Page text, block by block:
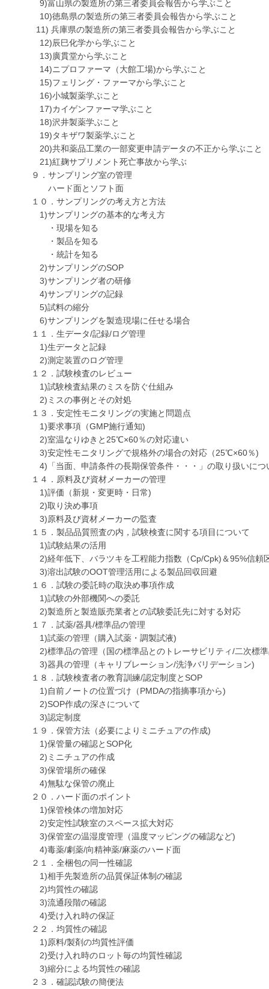
9)富山県の製造所の第三者委員会報告から学ぶこと
10)徳島県の製造所の第三者委員会報告から学ぶこと
11) 兵庫県の製造所の第三者委員会報告から学ぶこと
12)辰巳化学から学ぶこと
13)廣貫堂から学ぶこと
14)ニプロファーマ（大館工場)から学ぶこと
15)フェリング・ファーマから学ぶこと
16)小城製薬学ぶこと
17)カイゲンファーマ学ぶこと
18)沢井製薬学ぶこと
19)タキザワ製薬学ぶこと
20)共和薬品工業の一部変更申請データの不正から学ぶこ
21)紅麹サプリメント死亡事故から学ぶ
９．サンプリング室の管理
ハード面とソフト面
１０．サンプリングの考え方と方法
1)サンプリングの基本的な考え方
・現場を知る
・製品を知る
・統計を知る
2)サンプリングのSOP
3)サンプリング者の研修
4)サンプリングの記録
5)試料の縮分
6)サンプリングを製造現場に任せる場合
１１．生データ/記録/ログ管理
1)生データと記録
2)測定装置のログ管理
１２．試験検査のレビュー
1)試験検査結果のミスを防ぐ仕組み
2)ミスの事例とその対処
１３．安定性モニタリングの実施と問題点
1)要求事項（GMP施行通知)
2)室温なりゆきと25℃×60％の対応違い
3)安定性モニタリングで規格外の場合の対応（25℃×60％)
4)「当面、申請条件の長期保管条件・・・」の取り扱いにつ
１４．原料及び資材メーカーの管理
1)評価（新規・変更時・日常)
2)取り決め事項
3)原料及び資材メーカーの監査
１５．製品品質照査の内，試験検査に関する項目について
1)試験結果の活用
2)経年低下、バラツキを工程能力指数（Cp/Cpk)＆95%信頼
3)溶出試験のOOT管理活用による製品回収回避
１６．試験の委託時の取決め事項作成
1)試験の外部機関への委託
2)製造所と製造販売業者との試験委託先に対する対応
１７．試薬/器具/標準品の管理
1)試薬の管理（購入試薬・調製試液)
2)標準品の管理（国の標準品とのトレーサビリティ/二次標
3)器具の管理（キャリブレーション/洗浄バリデーション)
１８．試験検査者の教育訓練/認定制度とSOP
1)自前ノートの位置づけ（PMDAの指摘事項から)
2)SOP作成の深さについて
3)認定制度
１９．保管方法（必要によりミニチュアの作成)
1)保管量の確認とSOP化
2)ミニチュアの作成
3)保管場所の確保
4)無駄な保管の廃止
２０．ハード面のポイント
1)保管検体の増加対応
2)安定性試験室のスペース拡大対応
3)保管室の温湿度管理（温度マッピングの確認など)
4)毒薬/劇薬/向精神薬/麻薬のハード面
２１．全梱包の同一性確認
1)相手先製造所の品質保証体制の確認
2)均質性の確認
3)流通段階の確認
4)受け入れ時の保証
２２．均質性の確認
1)原料/製剤の均質性評価
2)受け入れ時のロット毎の均質性確認
3)縮分による均質性の確認
２３．確認試験の簡便法